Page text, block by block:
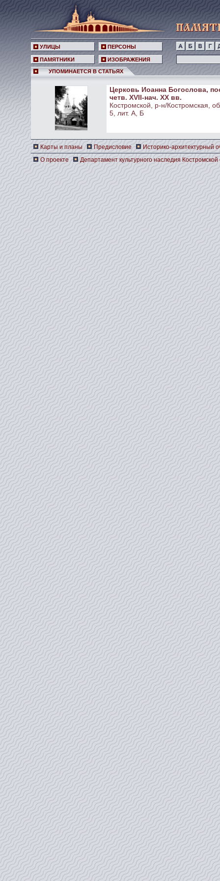
УЛИЦЫ ПЕРСОНЫ
ПАМЯТНИКИ
ИЗОБРАЖЕНИЯ
УПОМИНАЕТСЯ В СТАТЬЯХ
Церковь Иоанна Богослова,
четв. XVII-нач. ХХ вв.
Костромской, р-н/Костромская,
5, лит. А, Б
Карты и планы Предисловие
Историко-архитектурный
О проекте
Департамент культурного наследия Костромской